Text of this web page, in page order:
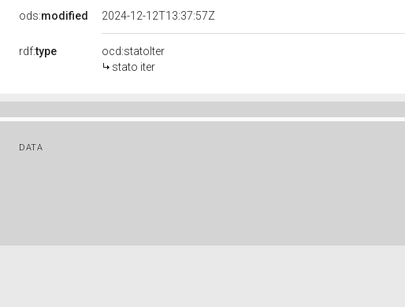
ods:modified 2024-12-12T13:37:57Z
rdf:type
ocd:statoIter
stato iter
DATA